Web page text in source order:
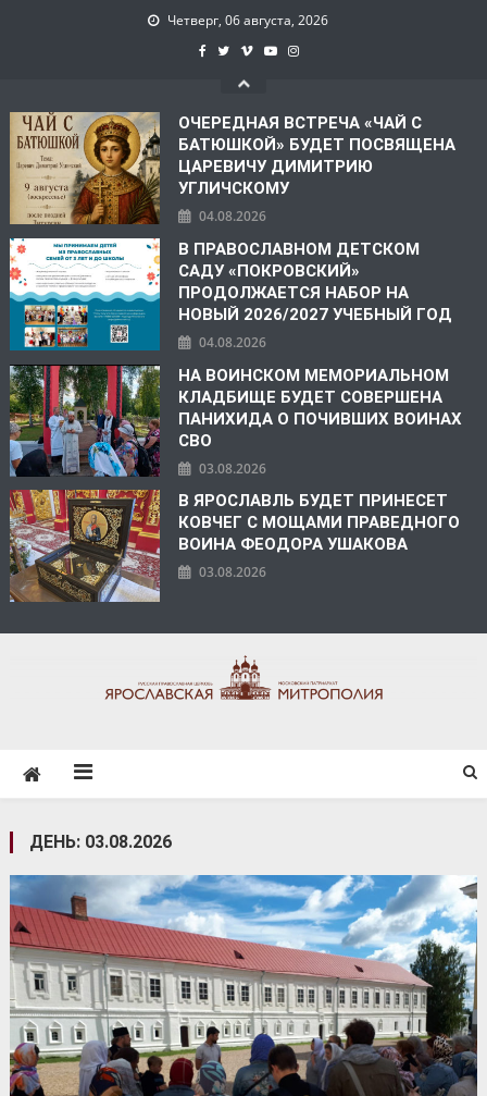
Четверг, 06 августа, 2026
ОЧЕРЕДНАЯ ВСТРЕЧА «ЧАЙ С
БАТЮШКОЙ» БУДЕТ ПОСВЯЩЕНА
ЦАРЕВИЧУ ДИМИТРИЮ
УГЛИЧСКОМУ
04.08.2026
В ПРАВОСЛАВНОМ ДЕТСКОМ
САДУ «ПОКРОВСКИЙ»
ПРОДОЛЖАЕТСЯ НАБОР НА
НОВЫЙ 2026/2027 УЧЕБНЫЙ ГОД
04.08.2026
НА ВОИНСКОМ МЕМОРИАЛЬНОМ
КЛАДБИЩЕ БУДЕТ СОВЕРШЕНА
ПАНИХИДА О ПОЧИВШИХ ВОИНАХ
СВО
03.08.2026
В ЯРОСЛАВЛЬ БУДЕТ ПРИНЕСЕТ
КОВЧЕГ С МОЩАМИ ПРАВЕДНОГО
ВОИНА ФЕОДОРА УШАКОВА
03.08.2026
ДЕНЬ: 03.08.2026